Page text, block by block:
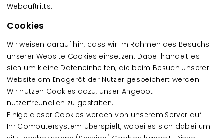
Webauftritts.
Cookies
Wir weisen darauf hin, dass wir im Rahmen des Besuchs
unserer Website Cookies einsetzen. Dabei handelt es
sich um kleine Dateneinheiten, die beim Besuch unserer
Website am Endgerät der Nutzer gespeichert werden
Wir nutzen Cookies dazu, unser Angebot
nutzerfreundlich zu gestalten.
Einige dieser Cookies werden von unserem Server auf
Ihr Computersystem überspielt, wobei es sich dabei um